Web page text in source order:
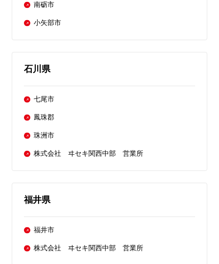
南砺市
小矢部市
石川県
七尾市
鳳珠郡
珠洲市
株式会社 ヰセキ関西中部 営業所
福井県
福井市
株式会社 ヰセキ関西中部 営業所